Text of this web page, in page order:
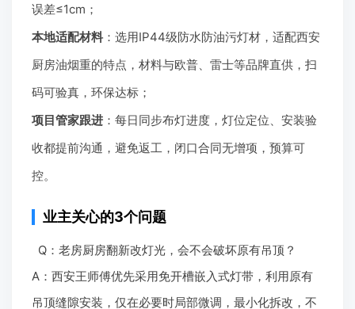
误差≤1cm；
本地适配材料 ：选用IP44级防水防油污灯材，适配西安
厨房油烟重的特点，材料与欧普、雷士等品牌直供，扫
码可验真，环保达标；
项目管家跟进 ：每日同步布灯进度，灯位定位、安装验
收都提前沟通，避免返工，闭口合同无增项，预算可
控。
业主关心的3个问题
Q：老房厨房翻新改灯光，会不会破坏原有吊顶？
A：西安王师傅优先采用免开槽嵌入式灯带，利用原有
吊顶缝隙安装，仅在必要时局部微调，最小化拆改，不